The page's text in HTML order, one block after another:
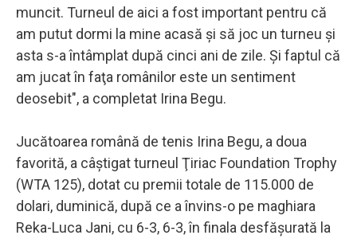
muncit. Turneul de aici a fost important pentru că
am putut dormi la mine acasă şi să joc un turneu şi
asta s-a întâmplat după cinci ani de zile. Şi faptul că
am jucat în faţa românilor este un sentiment
deosebit", a completat Irina Begu.
Jucătoarea română de tenis Irina Begu, a doua
favorită, a câştigat turneul Ţiriac Foundation Trophy
(WTA 125), dotat cu premii totale de 115.000 de
dolari, duminică, după ce a învins-o pe maghiara
Reka-Luca Jani, cu 6-3, 6-3, în finala desfăşurată la